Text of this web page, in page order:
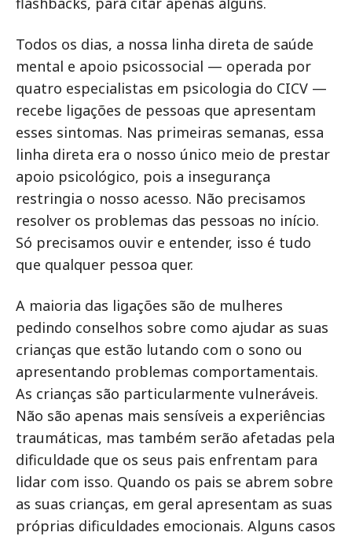
Todos os dias, a nossa linha direta de saúde
mental e apoio psicossocial — operada por
quatro especialistas em psicologia do CICV —
recebe ligações de pessoas que apresentam
esses sintomas. Nas primeiras semanas, essa
linha direta era o nosso único meio de prestar
apoio psicológico, pois a insegurança
restringia o nosso acesso. Não precisamos
resolver os problemas das pessoas no início.
Só precisamos ouvir e entender, isso é tudo
que qualquer pessoa quer.
A maioria das ligações são de mulheres
pedindo conselhos sobre como ajudar as suas
crianças que estão lutando com o sono ou
apresentando problemas comportamentais.
As crianças são particularmente vulneráveis.
Não são apenas mais sensíveis a experiências
traumáticas, mas também serão afetadas pela
dificuldade que os seus pais enfrentam para
lidar com isso. Quando os pais se abrem sobre
as suas crianças, em geral apresentam as suas
próprias dificuldades emocionais. Alguns casos